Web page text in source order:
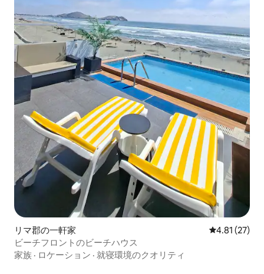
リマ郡の一軒家 レビュー27
4.81 (27)
ビーチフロントのビーチハウス
家族 · ロケーション · 就寝環境のクオリティ